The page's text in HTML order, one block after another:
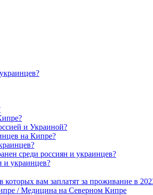
и Украиной?
на Кипре?
среди россиян и украинцев?
и украинцев?
вам заплатят за проживание в
/ Медицина на Северном Кипре